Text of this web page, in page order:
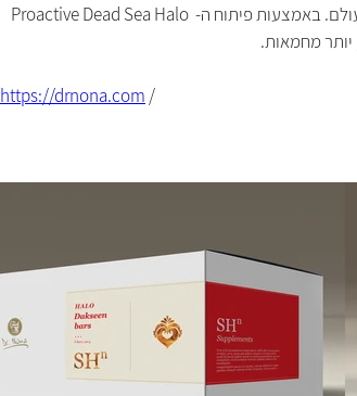
חיים מדהים, בקרקעיתו של ים המלח. יותר משני עשורים מאוחר יותר, שינה הגילוי הזה את חייהן של מיליוני נשים ברחבי העולם. באמצעות פיתוח ה- Proactive Dead Sea Halo
https://drnona.com /